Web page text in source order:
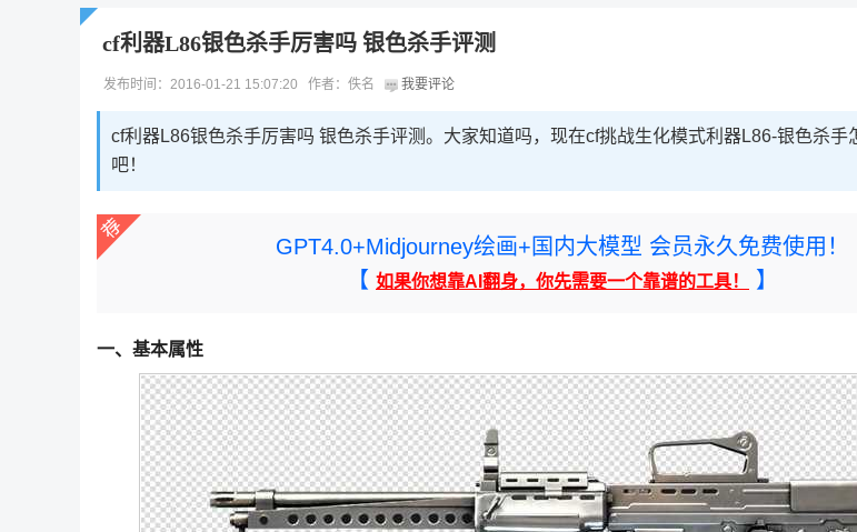
cf利器L86银色杀手厉害吗 银色杀手评测
发布时间：2016-01-21 15:07:20 作者：佚名 我要评论
cf利器L86银色杀手厉害吗 银色杀手评测。大家知道吗，现在cf挑战生化模式利器L86-银色杀手
吧！
GPT4.0+Midjourney绘画+国内大模型 会员永久免费使用！
【 如果你想靠AI翻身，你先需要一个靠谱的工具！ 】
一、基本属性